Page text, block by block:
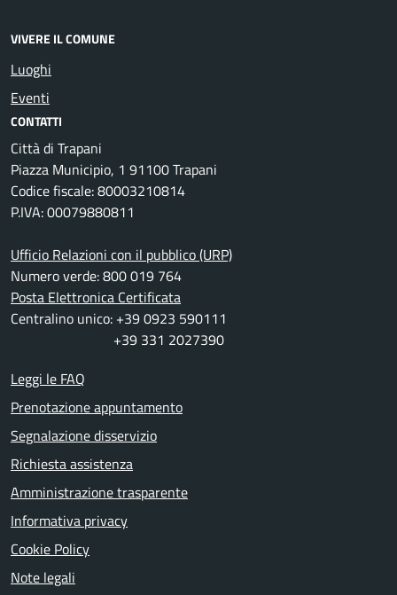
VIVERE IL COMUNE
Luoghi
Eventi
CONTATTI
Città di Trapani
Piazza Municipio, 1 91100 Trapani
Codice fiscale: 80003210814
P.IVA: 00079880811
Ufficio Relazioni con il pubblico (URP)
Numero verde: 800 019 764
Posta Elettronica Certificata
Centralino unico: +39 0923 590111
+39 331 2027390
Leggi le FAQ
Prenotazione appuntamento
Segnalazione disservizio
Richiesta assistenza
Amministrazione trasparente
Informativa privacy
Cookie Policy
Note legali